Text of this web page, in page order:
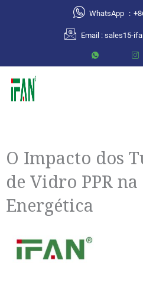
WhatsApp ：
Email : sales15-
O Impacto dos
de Vidro PPR
Energética